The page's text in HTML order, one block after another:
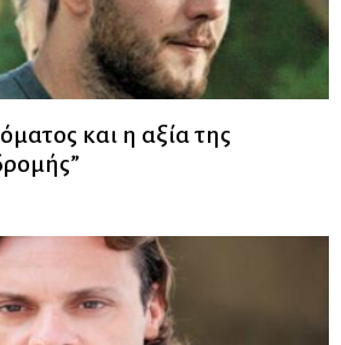
και η αξία της